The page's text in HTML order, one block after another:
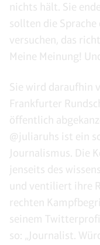
nichts hält. Sie
sollten die Sprache
versuchen, das
Meine Meinung!
Sie wird daraufhin
Frankfurter
öffentlich
@juliaruhs ist ein
Journalismus. Die
jenseits des
und ventiliert ihre
rechten
seinem
so: „Journalist.